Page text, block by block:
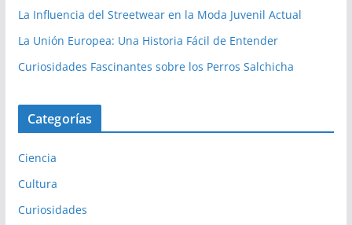
La Influencia del Streetwear en la Moda Juvenil Actual
La Unión Europea: Una Historia Fácil de Entender
Curiosidades Fascinantes sobre los Perros Salchicha
Categorías
Ciencia
Cultura
Curiosidades